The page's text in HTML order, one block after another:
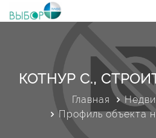
КОТНУР С.,
Главная
Профиль объекта